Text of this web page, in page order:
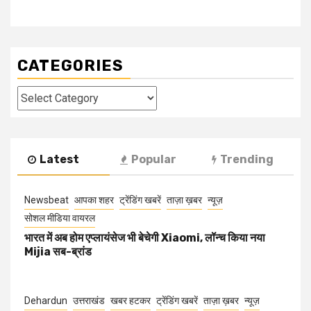
CATEGORIES
Categories
Latest Popular Trending
Newsbeat आपका शहर ट्रेंडिंग खबरें ताज़ा ख़बर न्यूज़
सोशल मीडिया वायरल
भारत में अब होम एप्लायंसेज भी बेचेगी Xiaomi, लॉन्च किया नया
Mijia सब-ब्रांड
Dehardun उत्तराखंड खबर हटकर ट्रेंडिंग खबरें ताज़ा ख़बर न्यूज़